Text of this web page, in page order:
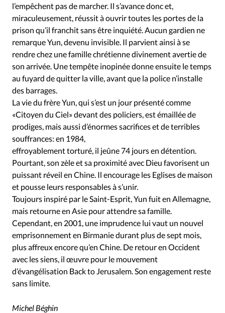
Opinions
Publireportage
Relations Aujourd'hui
Société
Tour du monde des Eglises
Trait d'Ixène
Vécu
Vie Intérieure
l’empêchent pas de marcher. Il s’avance donc et,
miraculeusement, réussit à ouvrir toutes les portes de la
prison qu’il franchit sans être inquiété. Aucun gardien ne
remarque Yun, devenu invisible. Il parvient ainsi à se
rendre chez une famille chrétienne divinement avertie de
son arrivée. Une tempête inopinée donne ensuite le temps
au fuyard de quitter la ville, avant que la police n’installe
des barrages.
La vie du frère Yun, qui s’est un jour présenté comme
«Citoyen du Ciel» devant des policiers, est émaillée de
prodiges, mais aussi d’énormes sacrifices et de terribles
souffrances: en 1984,
effroyablement torturé, il jeûne 74 jours en détention.
Pourtant, son zèle et sa proximité avec Dieu favorisent un
puissant réveil en Chine. Il encourage les Eglises de maison
et pousse leurs responsables à s’unir.
Toujours inspiré par le Saint-Esprit, Yun fuit en Allemagne,
mais retourne en Asie pour attendre sa famille.
Cependant, en 2001, une imprudence lui vaut un nouvel
emprisonnement en Birmanie durant plus de sept mois,
plus affreux encore qu’en Chine. De retour en Occident
avec les siens, il œuvre pour le mouvement
d’évangélisation Back to Jerusalem. Son engagement reste
sans limite.
Michel Béghin